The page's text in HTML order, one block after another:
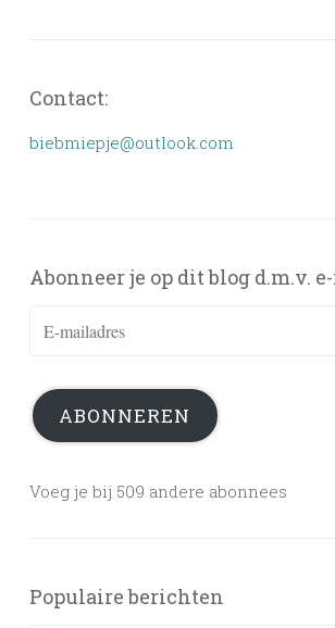
Contact:
biebmiepje@outlook.com
Abonneer je op dit blog d.m.v.
ABONNEREN
Voeg je bij 509 andere abonnees
Populaire berichten